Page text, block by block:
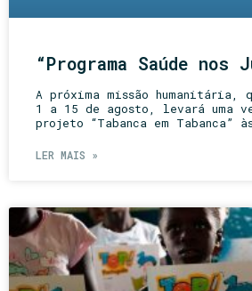
“Programa Saúde nos
A próxima missão humanitária,
1 a 15 de agosto, levará uma
projeto “Tabanca em Tabanca”
LER MAIS »